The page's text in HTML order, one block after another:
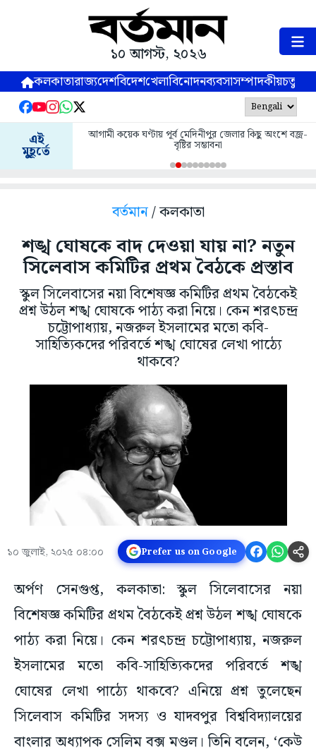
১০ আগস্ট, ২০২৬
কলকাতারাজ্যদেশবিদেশখেলাবিনোদনব্যবসাসম্পাদকীয়
এই
মুহূর্তে
আগামী কয়েক ঘণ্টায় পূর্ব মেদিনীপুর জেলার কিছু অংশে বজ্র-
বৃষ্টির সম্ভাবনা
বর্তমান/ কলকাতা
শঙ্খ ঘোষকে বাদ দেওয়া যায় না? নতুন
সিলেবাস কমিটির প্রথম বৈঠকে প্রস্তাব
স্কুল সিলেবাসের নয়া বিশেষজ্ঞ কমিটির প্রথম বৈঠকেই
প্রশ্ন উঠল শঙ্খ ঘোষকে পাঠ্য করা নিয়ে। কেন শরৎচন্দ্র
চট্টোপাধ্যায়, নজরুল ইসলামের মতো কবি-
সাহিত্যিকদের পরিবর্তে শঙ্খ ঘোষের লেখা পাঠ্যে
থাকবে?
১০ জুলাই, ২০২৫ ০৪:০০ Prefer us on Google
অর্পণ সেনগুপ্ত, কলকাতা: স্কুল সিলেবাসের নয়া
বিশেষজ্ঞ কমিটির প্রথম বৈঠকেই প্রশ্ন উঠল শঙ্খ ঘোষকে
পাঠ্য করা নিয়ে। কেন শরৎচন্দ্র চট্টোপাধ্যায়, নজরুল
ইসলামের মতো কবি-সাহিত্যিকদের পরিবর্তে শঙ্খ
ঘোষের লেখা পাঠ্যে থাকবে? এনিয়ে প্রশ্ন তুলেছেন
সিলেবাস কমিটির সদস্য ও যাদবপুর বিশ্ববিদ্যালয়ের
বাংলার অধ্যাপক সেলিম বক্স মণ্ডল। তিনি বলেন, ‘কেউ